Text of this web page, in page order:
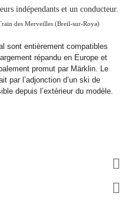
indépendants et un conducteur.
des Merveilles (Breil-sur-Roya)
sont entièrement compatibles
répandu en Europe et
promut par Märklin. Le
par l’adjonction d’un ski de
depuis l’extérieur du modèle.

